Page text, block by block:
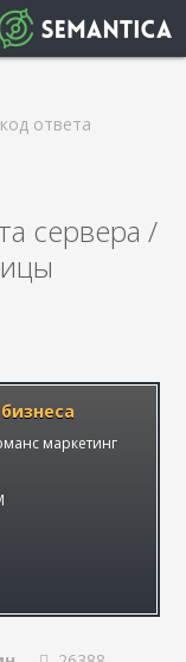
ответа
сервера /
маркетинг